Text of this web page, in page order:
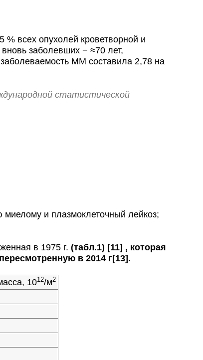
всех опухолей кроветворной и
заболевших − ≈70 лет,
ММ составила 2,78 на
статистической
и плазмоклеточный лейкоз;
в 1975 г.(табл.1) [11] , которая
в 2014 г[13].
1012/м2